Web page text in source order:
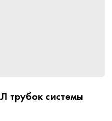
трубок системы